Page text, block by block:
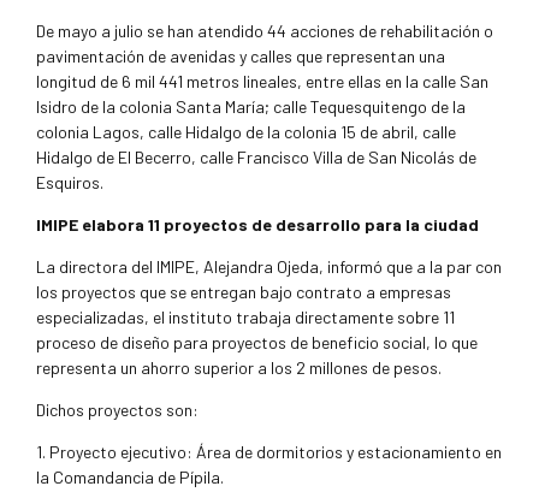
De mayo a julio se han atendido 44 acciones de rehabilitación o
pavimentación de avenidas y calles que representan una
longitud de 6 mil 441 metros lineales, entre ellas en la calle San
Isidro de la colonia Santa María; calle Tequesquitengo de la
colonia Lagos, calle Hidalgo de la colonia 15 de abril, calle
Hidalgo de El Becerro, calle Francisco Villa de San Nicolás de
Esquiros.
IMIPE elabora 11 proyectos de desarrollo para la ciudad
La directora del IMIPE, Alejandra Ojeda, informó que a la par con
los proyectos que se entregan bajo contrato a empresas
especializadas, el instituto trabaja directamente sobre 11
proceso de diseño para proyectos de beneficio social, lo que
representa un ahorro superior a los 2 millones de pesos.
Dichos proyectos son:
1. Proyecto ejecutivo: Área de dormitorios y estacionamiento en
la Comandancia de Pípila.